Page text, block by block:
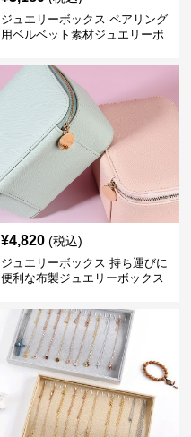
ジュエリーボックス ペアリング
用ベルベット素材ジュエリーボ
¥4,820 (税込)
ジュエリーボックス 持ち運びに
便利な布製ジュエリーボックス